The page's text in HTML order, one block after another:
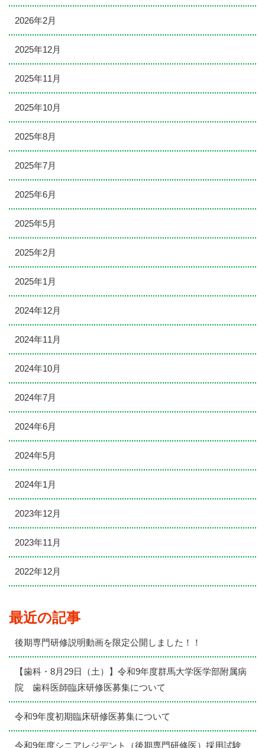
2026年2月
2025年12月
2025年11月
2025年10月
2025年8月
2025年7月
2025年6月
2025年5月
2025年2月
2025年1月
2024年12月
2024年11月
2024年10月
2024年7月
2024年6月
2024年5月
2024年1月
2023年12月
2023年11月
2022年12月
最近の記事
後期専門研修説明動画を限定公開しました！！
【歯科・8月29日（土）】令和9年度群馬大学医学部附属病
院 歯科医師臨床研修医募集について
令和9年度初期臨床研修医募集について
令和9年度シニアレジデント（後期専門研修医）採用試験